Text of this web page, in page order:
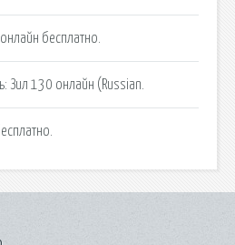
бесплатно.
Зил 130 онлайн (Russian.